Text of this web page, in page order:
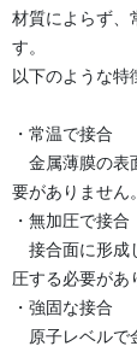
材質によらず、
す。
以下のような特
・常温で接合
金属薄膜の表
要がありません。
・無加圧で接合
接合面に形成
圧する必要があ
・強固な接合
原子レベルで